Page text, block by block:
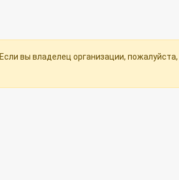
Если вы владелец организации, пожалуйста,